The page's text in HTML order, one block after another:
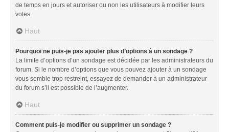
de temps en jours et autoriser ou non les utilisateurs à modifier leurs
votes.
Haut
Pourquoi ne puis-je pas ajouter plus d’options à un sondage ?
La limite d’options d’un sondage est décidée par les administrateurs du
forum. Si le nombre d’options que vous pouvez ajouter à un sondage
vous semble trop restreint, essayez de demander à un administrateur
du forum s’il est possible de l’augmenter.
Haut
Comment puis-je modifier ou supprimer un sondage ?